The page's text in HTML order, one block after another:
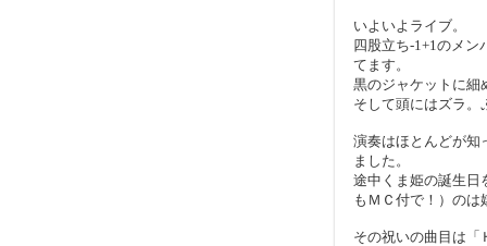
いよいよライブ。
四股立ち-1+1のメン
てます。
黒のジャケットに細
そして頭にはズラ。
演奏はほとんどが知
ました。
途中くま姫の誕生日
もＭＣ付で！）のは
その祝いの曲目は「